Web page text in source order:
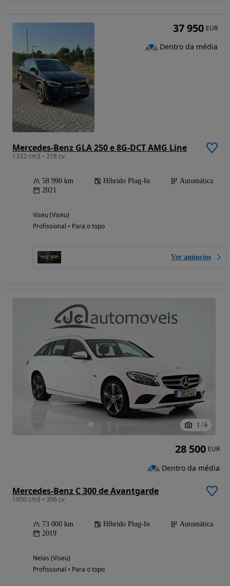
Mercedes-Benz GLA 250 e 8G-DCT AMG Line
1332 cm3 • 218 cv
58 990 km Híbrido Plug-In
Automática
2021
Viseu (Viseu)
Profissional • Para o topo
Ver anúncios
37 950 EUR
Dentro da média
1 / 6
Mercedes-Benz C 300 de Avantgarde
1950 cm3 • 306 cv
73 000 km Híbrido Plug-In
Automática
2019
Nelas (Viseu)
Profissional • Para o topo
28 500 EUR
Dentro da média